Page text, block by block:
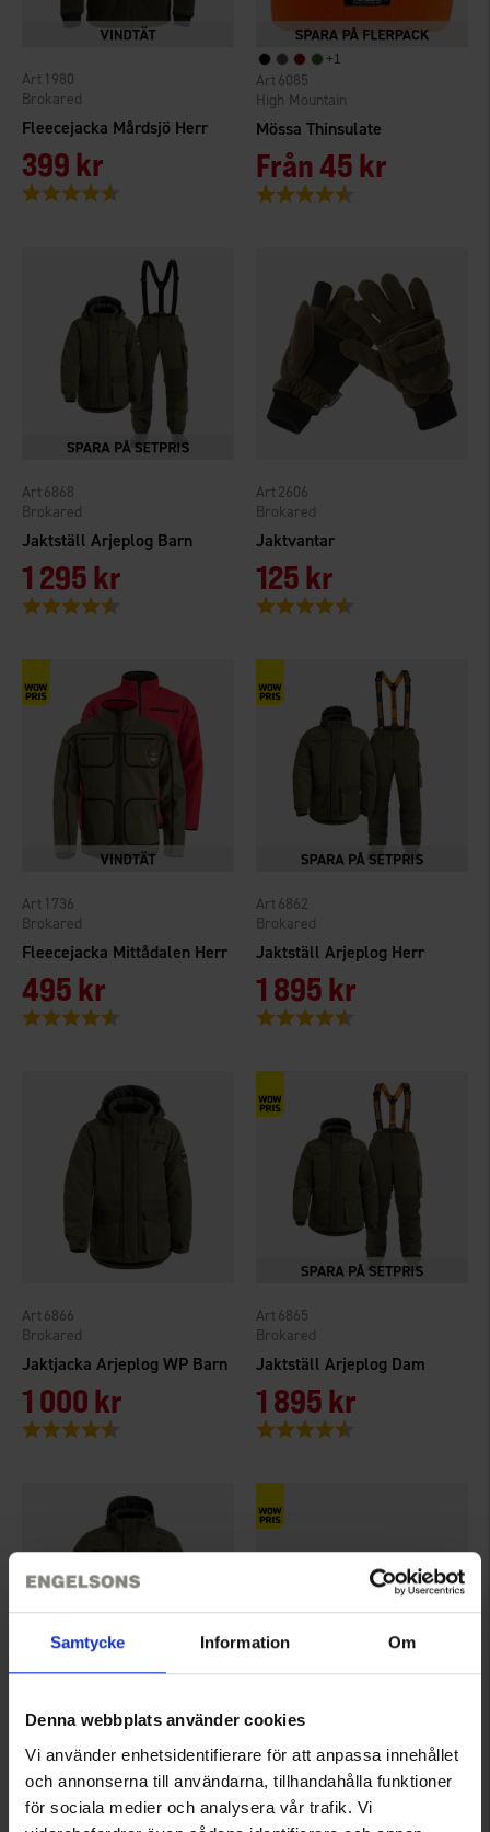
Samtycke Information Om
Denna webbplats använder cookies
Vi använder enhetsidentifierare för att anpassa innehållet
och annonserna till användarna, tillhandahålla funktioner
för sociala medier och analysera vår trafik. Vi
Fleecejacka Mårdsjö Herr
Brokared
1980
399 kr
Betyg:
+1
Mössa Thinsulate
High Mountain
6085
Från45 kr
Betyg:
Jaktställ Arjeplog Barn
Brokared
6868
1 295 kr
Betyg:
Jaktvantar
Brokared
2606
125 kr
Betyg:
Fleecejacka Mittådalen Herr
Brokared
1736
495 kr
Betyg:
Jaktställ Arjeplog Herr
Brokared
6862
1 895 kr
Betyg:
Jaktjacka Arjeplog WP Barn
Brokared
6866
1 000 kr
Betyg:
Jaktställ Arjeplog Dam
Brokared
6865
1 895 kr
Betyg:
Jaktjacka Arjeplog WP Herr
Brokared
6860
1 400 kr
Mössa Thinsulate
High Mountain
6085
Från45 kr